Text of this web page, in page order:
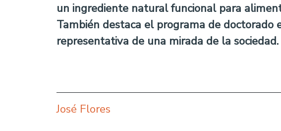
un ingrediente natural funcional para
También destaca el programa de doctorado
representativa de una mirada de la sociedad.
José Flores